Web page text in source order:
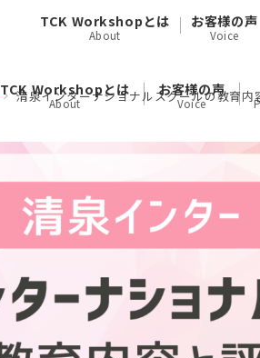
TCK Workshopとは
About
お客様の声
Voice
TCK Workshopとは
About
お客様の声
Voice
清泉インターナショナルスクールの教育